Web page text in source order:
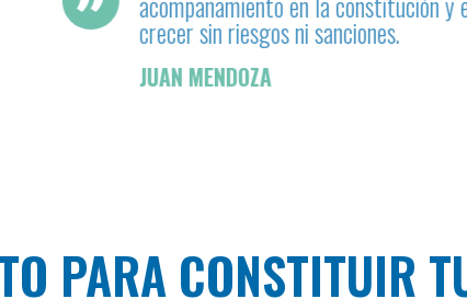
crecer el negocio.
LILIA ESTRADA
PARA CONSTITUIR